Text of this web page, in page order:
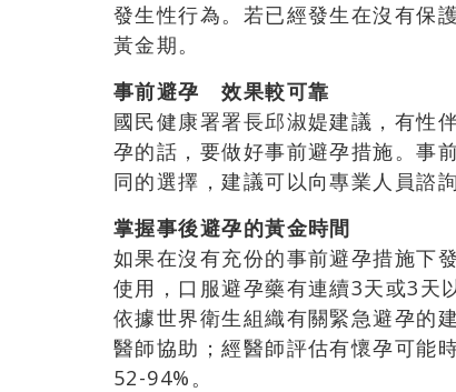
發生性行為。若已經發生在沒有保
黃金期。
事前避孕 效果較可靠
國民健康署署長邱淑媞建議，有性
孕的話，要做好事前避孕措施。事
同的選擇，建議可以向專業人員諮
掌握事後避孕的黃金時間
如果在沒有充份的事前避孕措施下
使用，口服避孕藥有連續3天或3天
依據世界衛生組織有關緊急避孕的
醫師協助；經醫師評估有懷孕可能
52-94%。